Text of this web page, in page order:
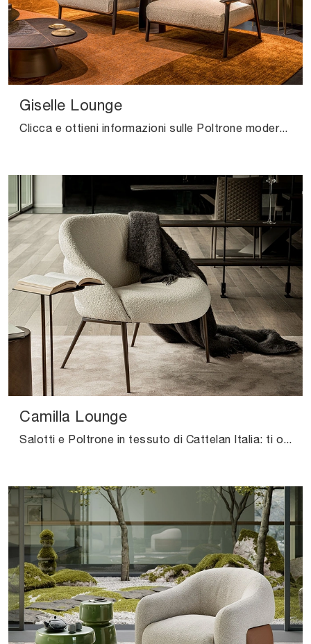
Giselle Lounge
Clicca e ottieni informazioni sulle Poltrone moderne di Cattelan Italia! Differenti modelli in tessuto, come Giselle Lounge, ti attendono.
Camilla Lounge
Salotti e Poltrone in tessuto di Cattelan Italia: ti offriamo il modello Camilla Lounge in tessuto per valorizzare i tuoi spazi.